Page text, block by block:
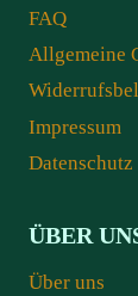
FAQ
Allgemeine
Impressum
Datenschutz
ÜBER
Über uns